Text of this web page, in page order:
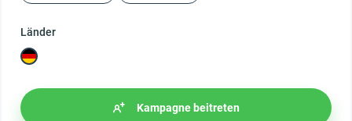
Länder
Kampagne beitreten